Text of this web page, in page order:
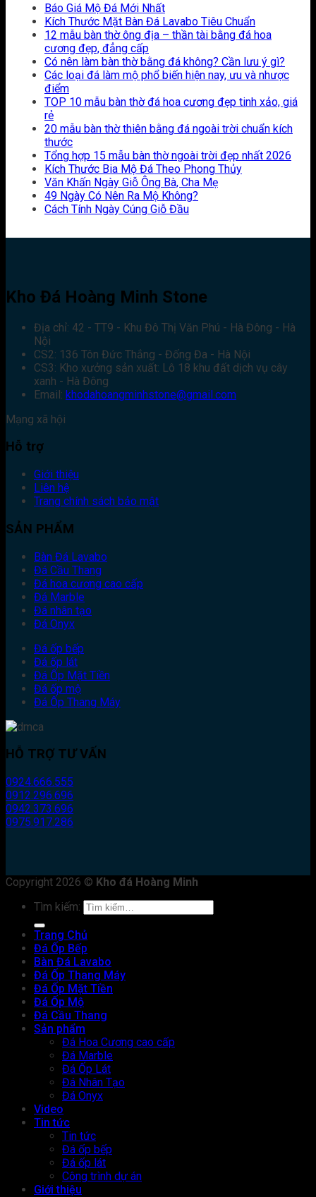
Báo Giá Mộ Đá Mới Nhất
Kích Thước Mặt Bàn Đá Lavabo Tiêu Chuẩn
12 mẫu bàn thờ ông địa – thần tài bằng đá hoa
cương đẹp, đẳng cấp
Có nên làm bàn thờ bằng đá không? Cần lưu ý gì?
Các loại đá làm mộ phổ biến hiện nay, ưu và nhược
điểm
TOP 10 mẫu bàn thờ đá hoa cương đẹp tinh xảo, giá
rẻ
20 mẫu bàn thờ thiên bằng đá ngoài trời chuẩn kích
thước
Tổng hợp 15 mẫu bàn thờ ngoài trời đẹp nhất 2026
Kích Thước Bia Mộ Đá Theo Phong Thủy
Văn Khấn Ngày Giỗ Ông Bà, Cha Mẹ
49 Ngày Có Nên Ra Mộ Không?
Cách Tính Ngày Cúng Giỗ Đầu
Kho Đá Hoàng Minh Stone
Địa chỉ: 42 - TT9 - Khu Đô Thị Văn Phú - Hà Đông - Hà
Nội
CS2: 136 Tôn Đức Thắng - Đống Đa - Hà Nội
CS3: Kho xưởng sản xuất: Lô 18 khu đất dịch vụ cây
xanh - Hà Đông
Email: khodahoangminhstone@gmail.com
Mạng xã hội
Hỗ trợ
Giới thiệu
Liên hệ
Trang chính sách bảo mật
SẢN PHẨM
Bàn Đá Lavabo
Đá Cầu Thang
Đá hoa cương cao cấp
Đá Marble
Đá nhân tạo
Đá Onyx
Đá ốp bếp
Đá ốp lát
Đá Ốp Mặt Tiền
Đá ốp mộ
Đá Ốp Thang Máy
HỖ TRỢ TƯ VẤN
0924.666.555
0912.296.696
0942.373.696
0975.917.286
Copyright 2026 © Kho đá Hoàng Minh
Tìm kiếm:
Trang Chủ
Đá Ốp Bếp
Bàn Đá Lavabo
Đá Ốp Thang Máy
Đá Ốp Mặt Tiền
Đá Ốp Mộ
Đá Cầu Thang
Sản phẩm
Đá Hoa Cương cao cấp
Đá Marble
Đá Ốp Lát
Đá Nhân Tạo
Đá Onyx
Video
Tin tức
Tin tức
Đá ốp bếp
Đá ốp lát
Công trình dự án
Giới thiệu